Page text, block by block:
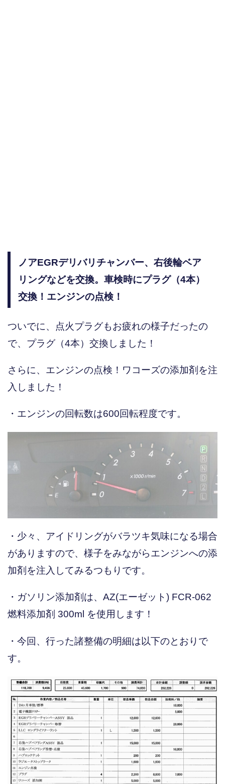
ノアEGRデリバリチャンバー、右後輪ベア
リングなどを交換。車検時にプラグ（4本）
交換！エンジンの点検！
ついでに、点火プラグもお疲れの様子だったの
で、プラグ（4本）交換しました！
さらに、エンジンの点検！ワコーズの添加剤を注
入しました！
・エンジンの回転数は600回転程度です。
・少々、アイドリングがバラツキ気味になる場合
がありますので、様子をみながらエンジンへの添
加剤を注入してみるつもりです。
・ガソリン添加剤は、AZ(エーゼット) FCR-062
燃料添加剤 300ml を使用します！
・今回、行った諸整備の明細は以下のとおりで
す。